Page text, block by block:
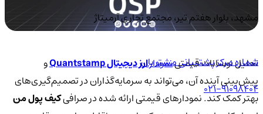
تحلیل نوسانات قیمتینمودارارز دیجیتال Quantstamp
و
پیش‌بینی آینده آن، می‌تواند به سرمایه‌گذاران در تصمیم‌گیری‌های
بهتر کمک کند. نمودارهای قیمتی ارائه شده در صرافیکیف پول من
مشهد، بلوار هفتم تیر، مجتمع تجاری آرمیتاژ
شماره مرکز پشتیبانی مشتریان
021-91098404